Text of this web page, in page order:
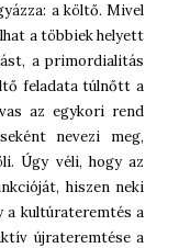
a költő. Mivel
a többiek helyett
a primordialitás
feladata túlnőtt a
az egykori rend
nevezi meg,
Úgy véli, hogy az
hiszen neki
a kultúrateremtés a
újrateremtése a